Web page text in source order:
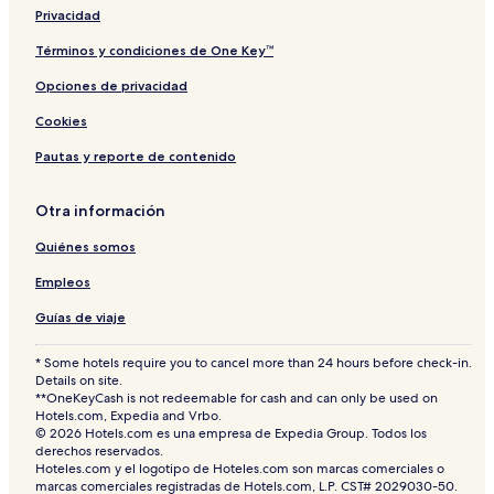
Privacidad
Términos y condiciones de One Key™
Opciones de privacidad
Cookies
Pautas y reporte de contenido
Otra información
Quiénes somos
Empleos
Guías de viaje
* Some hotels require you to cancel more than 24 hours before check-in.
Details on site.
**OneKeyCash is not redeemable for cash and can only be used on
Hotels.com, Expedia and Vrbo.
© 2026 Hotels.com es una empresa de Expedia Group. Todos los
derechos reservados.
Hoteles.com y el logotipo de Hoteles.com son marcas comerciales o
marcas comerciales registradas de Hotels.com, L.P. CST# 2029030-50.